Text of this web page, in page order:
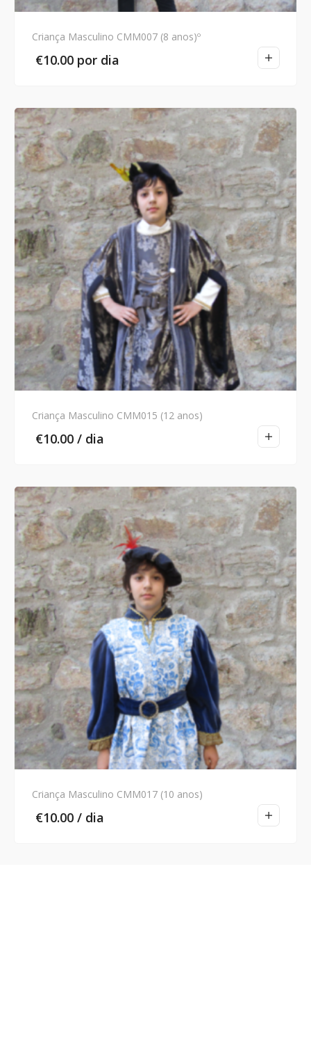
Criança Masculino CMM007 (8 anos)º
€10.00 por dia
Criança Masculino CMM015 (12 anos)
€10.00 / dia
Criança Masculino CMM017 (10 anos)
€10.00 / dia